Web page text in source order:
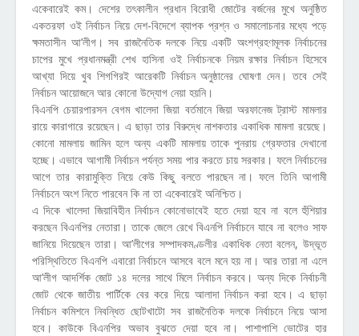
একেবারেই কম। দেশের তৎকালীন প্রধান বিরোধী জোটের বর্জনের মুখে অনুষ্ঠিত
একতরফা ওই নির্বাচন নিয়ে দেশ-বিদেশে ব্যাপক প্রশ্ন ও সমালোচনার মধ্যে পড়ে
ক্ষমতাসীন আ’লীগ। সব রাজনৈতিক দলকে নিয়ে একটি অংশগ্রহণমূলক নির্বাচনের
চাপের মুখে প্রধানমন্ত্রী শেখ হাসিনা ওই নির্বাচনকে নিয়ম রক্ষার নির্বাচন হিসেবে
আখ্যা দিয়ে খুব শিগগিরই আরেকটি নির্বাচন অনুষ্ঠানের ঘোষণা দেন। তবে সেই
নির্বাচন আয়োজনে আর কোনো উদ্যোগ নেয়া হয়নি।
বিএনপি চেয়ারপারসন বেগম খালেদা জিয়া বর্তমানে জিয়া অরফানেজ ট্রাস্ট মামলার
রায়ে কারাগারে রয়েছেন। এ ছাড়া তার বিরুদ্ধে নাশকতার একাধিক মামলা রয়েছে।
কোনো মামলায় জামিন হলে অন্য একটি মামলায় তাকে পুনরায় গ্রেফতার দেখানো
হচ্ছে। এভাবে আগামী নির্বাচন পর্যন্ত সময় পার করতে চায় সরকার। ফলে নির্বাচনের
আগে তার কারামুক্তি নিয়ে কেউ কিছু বলতে পারছেন না। ফলে তিনি আগামী
নির্বাচনে অংশ নিতে পারবেন কি না তা একেবারেই অনিশ্চিত।
এ দিকে খালেদা জিয়াবিহীন নির্বাচন কোনোভাবেই হতে দেয়া হবে না বলে হুঁশিয়ার
করছেন বিএনপির নেতারা। তাকে জেলে রেখে বিএনপি নির্বাচনে যাবে না বলেও সাফ
জানিয়ে দিয়েছেন তারা। আ’লীগের সম্পাদকমণ্ডলীর একাধিক নেতা বলেন, উদ্ভূত
পরিস্থিতিতে বিএনপি এবারো নির্বাচনে আসবে বলে মনে হয় না। আর তারা না এলে
আ’লীগ আদর্শিক জোট ১৪ দলের সাথে মিলে নির্বাচন করবে। অন্য দিকে নির্বাচনী
জোট থেকে জাতীয় পার্টিকে বের করে দিয়ে আলাদা নির্বাচন করা হবে। এ ছাড়া
নির্বাচন কমিশনে নিবন্ধিত ছোটখাটো সব রাজনৈতিক দলকে নির্বাচনে নিয়ে আসা
হবে। কাউকে বিএনপির অভাব বুঝতে দেয়া হবে না। পাশাপাশি ভোটের হার